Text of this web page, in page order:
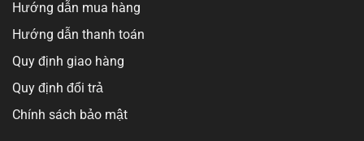
Hướng dẫn mua hàng
Hướng dẫn thanh toán
Quy định giao hàng
Quy định đổi trả
Chính sách bảo mật